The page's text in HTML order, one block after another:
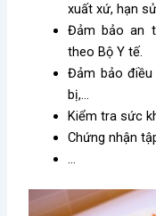
xuất xứ, hạn
Đảm bảo an
theo Bộ Y tế.
Đảm bảo
bị,…
Kiểm tra sức
Chứng nhận
…